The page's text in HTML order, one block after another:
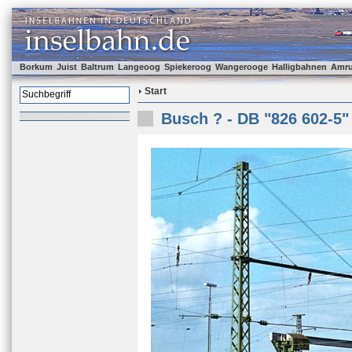
Borkum Juist Baltrum Langeoog Spiekeroog Wangerooge Halligbahnen
Start
Busch ? - DB "826 602-5"